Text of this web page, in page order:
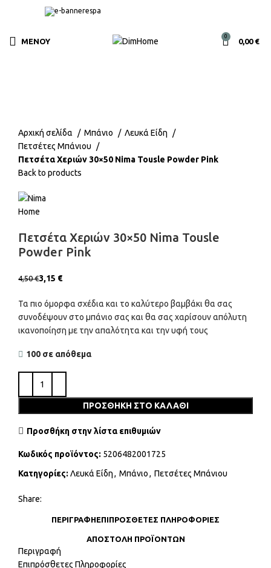
ΜΕΝΟΎ
0
0,00 €
Αρχική σελίδα Μπάνιο
Λευκά Είδη
Πετσέτες Μπάνιου
Πετσέτα Χεριών 30×50 Nima Tousle Powder Pink
€ €
Back to products
€ €
Πετσέτα Χεριών 30×50 Nima Tousle
Powder Pink
4,50€3,15 €
Τα πιο όμορφα σχέδια και το καλύτερο βαμβάκι θα σας
συνοδέψουν στο μπάνιο σας και θα σας χαρίσουν απόλυτη
ικανοποίηση με την απαλότητα και την υφή τους
100 σε απόθεμα
ΠΡΟΣΘΉΚΗ ΣΤΟ ΚΑΛΆΘΙ
Προσθήκη στην λίστα επιθυμιών
Κωδικός προϊόντος: 5206482001725
Κατηγορίες: Λευκά Είδη, Μπάνιο, Πετσέτες Μπάνιου
Share:
ΠΕΡΙΓΡΑΦΉΕΠΙΠΡΌΣΘΕΤΕΣ ΠΛΗΡΟΦΟΡΊΕΣ
ΑΠΟΣΤΟΛΉ ΠΡΟΪΌΝΤΩΝ
Περιγραφή
Επιπρόσθετες Πληροφορίες